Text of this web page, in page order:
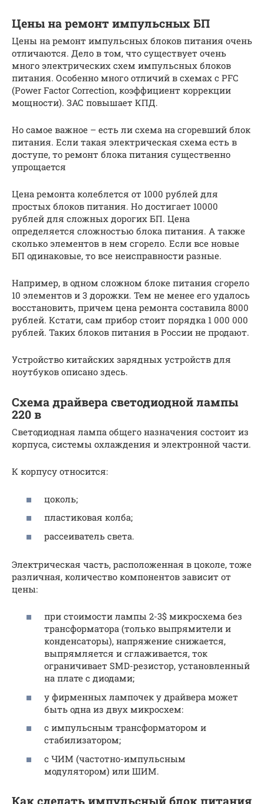
Цены на ремонт импульсных БП
Цены на ремонт импульсных блоков питания очень
отличаются. Дело в том, что существует очень
много электрических схем импульсных блоков
питания. Особенно много отличий в схемах с PFC
(Power Factor Correction, коэффициент коррекции
мощности). ЗАС повышает КПД.
Но самое важное – есть ли схема на сгоревший блок
питания. Если такая электрическая схема есть в
доступе, то ремонт блока питания существенно
упрощается
Цена ремонта колеблется от 1000 рублей для
простых блоков питания. Но достигает 10000
рублей для сложных дорогих БП. Цена
определяется сложностью блока питания. А также
сколько элементов в нем сгорело. Если все новые
БП одинаковые, то все неисправности разные.
Например, в одном сложном блоке питания сгорело
10 элементов и 3 дорожки. Тем не менее его удалось
восстановить, причем цена ремонта составила 8000
рублей. Кстати, сам прибор стоит порядка 1 000 000
рублей. Таких блоков питания в России не продают.
Устройство китайских зарядных устройств для
ноутбуков описано здесь.
Схема драйвера светодиодной лампы
220 в
Светодиодная лампа общего назначения состоит из
корпуса, системы охлаждения и электронной части.
К корпусу относится:
цоколь;
пластиковая колба;
рассеиватель света.
Электрическая часть, расположенная в цоколе, тоже
различная, количество компонентов зависит от
цены:
при стоимости лампы 2-3$ микросхема без
трансформатора (только выпрямители и
конденсаторы), напряжение снижается,
выпрямляется и сглаживается, ток
ограничивает SMD-резистор, установленный
на плате с диодами;
у фирменных лампочек у драйвера может
быть одна из двух микросхем:
с импульсным трансформатором и
стабилизатором;
с ЧИМ (частотно-импульсным
модулятором) или ШИМ.
Как сделать импульсный блок питания